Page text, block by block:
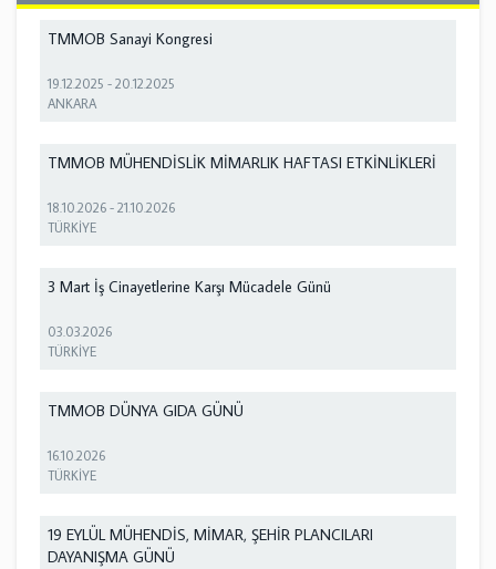
TMMOB Sanayi Kongresi
19.12.2025 -20.12.2025
ANKARA
TMMOB MÜHENDİSLİK MİMARLIK HAFTASI ETKİNLİKLERİ
18.10.2026 -21.10.2026
TÜRKİYE
3 Mart İş Cinayetlerine Karşı Mücadele Günü
03.03.2026
TÜRKİYE
TMMOB DÜNYA GIDA GÜNÜ
16.10.2026
TÜRKİYE
19 EYLÜL MÜHENDİS, MİMAR, ŞEHİR PLANCILARI
DAYANIŞMA GÜNÜ